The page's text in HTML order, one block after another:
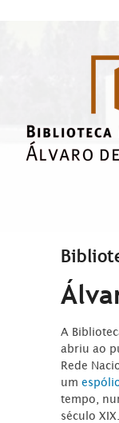
A
abriu ao
Rede
um
tempo,
século